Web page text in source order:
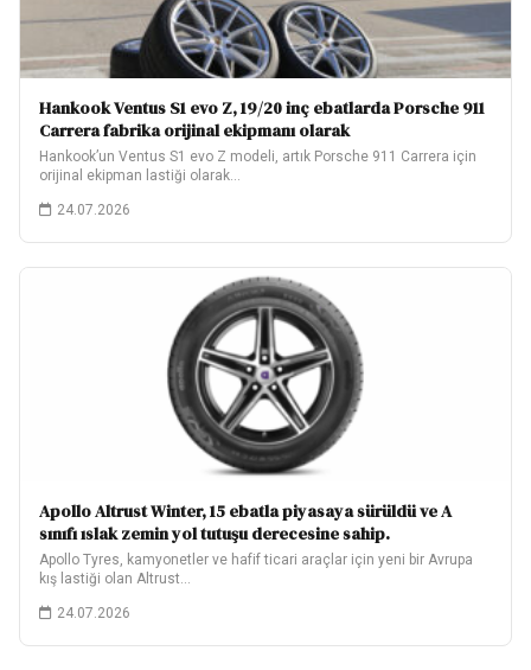
Hankook Ventus S1 evo Z, 19/20 inç ebatlarda Porsche 911
Carrera fabrika orijinal ekipmanı olarak
Hankook’un Ventus S1 evo Z modeli, artık Porsche 911 Carrera için
orijinal ekipman lastiği olarak…
24.07.2026
Apollo Altrust Winter, 15 ebatla piyasaya sürüldü ve A
sınıfı ıslak zemin yol tutuşu derecesine sahip.
Apollo Tyres, kamyonetler ve hafif ticari araçlar için yeni bir Avrupa
kış lastiği olan Altrust…
24.07.2026